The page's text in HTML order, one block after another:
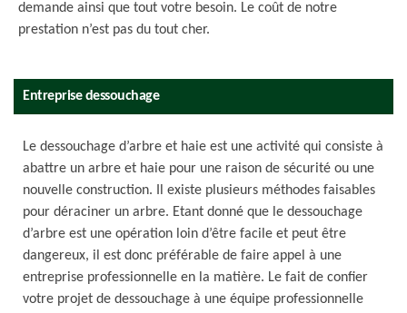
demande ainsi que tout votre besoin. Le coût de notre
prestation n’est pas du tout cher.
Entreprise dessouchage
Le dessouchage d’arbre et haie est une activité qui consiste à
abattre un arbre et haie pour une raison de sécurité ou une
nouvelle construction. Il existe plusieurs méthodes faisables
pour déraciner un arbre. Etant donné que le dessouchage
d’arbre est une opération loin d’être facile et peut être
dangereux, il est donc préférable de faire appel à une
entreprise professionnelle en la matière. Le fait de confier
votre projet de dessouchage à une équipe professionnelle